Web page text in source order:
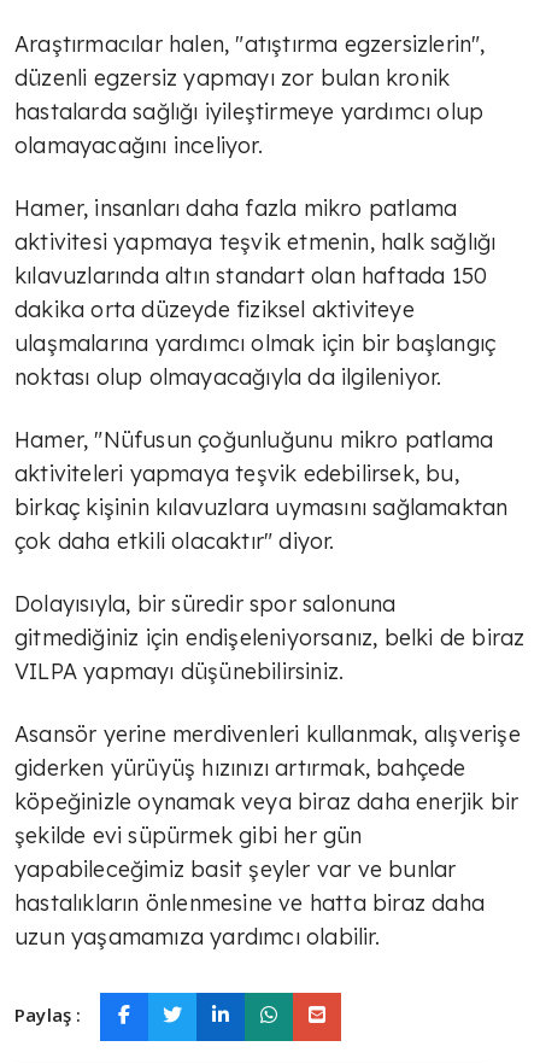
Araştırmacılar halen, "atıştırma egzersizlerin",
düzenli egzersiz yapmayı zor bulan kronik
hastalarda sağlığı iyileştirmeye yardımcı olup
olamayacağını inceliyor.
Hamer, insanları daha fazla mikro patlama
aktivitesi yapmaya teşvik etmenin, halk sağlığı
kılavuzlarında altın standart olan haftada 150
dakika orta düzeyde fiziksel aktiviteye
ulaşmalarına yardımcı olmak için bir başlangıç
noktası olup olmayacağıyla da ilgileniyor.
Hamer, "Nüfusun çoğunluğunu mikro patlama
aktiviteleri yapmaya teşvik edebilirsek, bu,
birkaç kişinin kılavuzlara uymasını sağlamaktan
çok daha etkili olacaktır" diyor.
Dolayısıyla, bir süredir spor salonuna
gitmediğiniz için endişeleniyorsanız, belki de biraz
VILPA yapmayı düşünebilirsiniz.
Asansör yerine merdivenleri kullanmak, alışverişe
giderken yürüyüş hızınızı artırmak, bahçede
köpeğinizle oynamak veya biraz daha enerjik bir
şekilde evi süpürmek gibi her gün
yapabileceğimiz basit şeyler var ve bunlar
hastalıkların önlenmesine ve hatta biraz daha
uzun yaşamamıza yardımcı olabilir.
Paylaş :